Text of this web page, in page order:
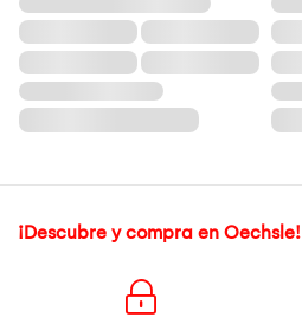
¡Descubre y compra en Oechsle!